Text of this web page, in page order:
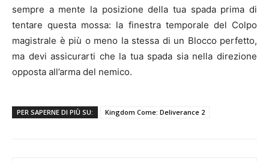
sempre a mente la posizione della tua spada prima di
tentare questa mossa: la finestra temporale del Colpo
magistrale è più o meno la stessa di un Blocco perfetto,
ma devi assicurarti che la tua spada sia nella direzione
opposta all’arma del nemico.
PER SAPERNE DI PIÙ SU: Kingdom Come: Deliverance 2